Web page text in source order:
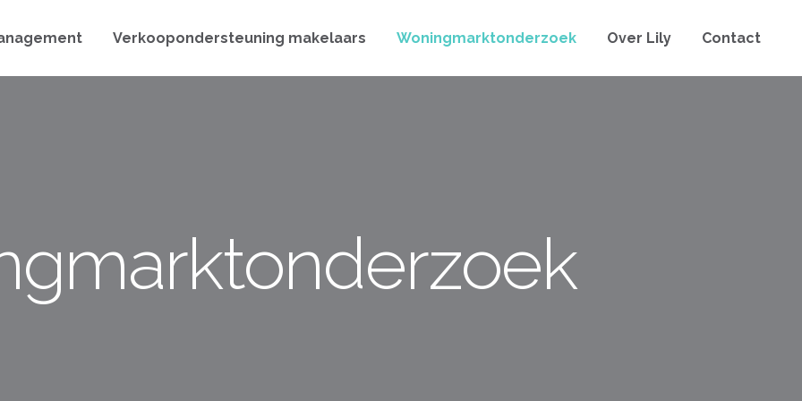
Verkoopondersteuning makelaars Woningmarktonderzoek Over Lily Contact